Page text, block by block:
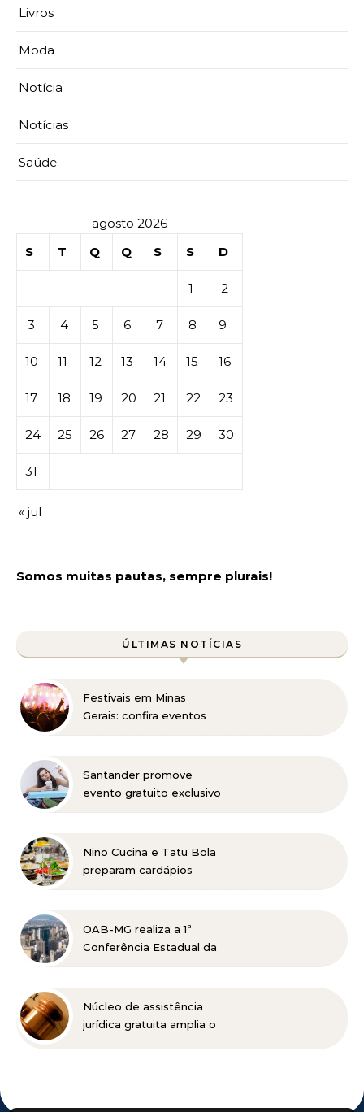
Livros
Moda
Notícia
Notícias
Saúde
agosto 2026
S
T Q Q S S D
1 2
3 4 5 6 7 8 9
10 11 12 13 14 15 16
17 18 19 20 21 22 23
24 25 26 27 28 29 30
31
« jul
Somos muitas pautas, sempre plurais!
ÚLTIMAS NOTÍCIAS
Festivais em Minas
Gerais: confira eventos
setembro
Santander promove
evento gratuito exclusivo
Horizonte
Nino Cucina e Tatu Bola
preparam cardápios
OAB-MG realiza a 1ª
Conferência Estadual da
referência nacional
Núcleo de assistência
jurídica gratuita amplia o